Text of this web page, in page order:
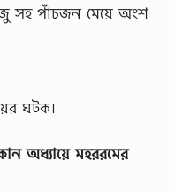
সহ পাঁচজন মেয়ে অংশ
ঘটক।
অধ্যায়ে মহররমের